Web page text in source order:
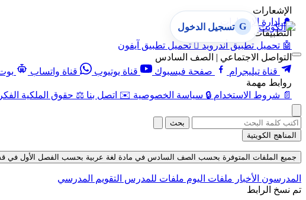
الإشعارات
🔔 إدارة الإشعارات
التطبيقات
🤖 تحميل تطبيق أندرويد  تحميل تطبيق آيفون
التواصل الاجتماعي | الصف السادس
قناة تيليجرام
صفحة فيسبوك قناة يوتيوب قناة واتساب
روابط مهمة
📄 شروط الاستخدام 🔒 سياسة الخصوصية ✉️ اتصل بنا ⚖️ حقوق الملكية
G تسجيل الدخول
بحث
المناهج الكويتية
جميع الملفات المتوفرة بحسب الصف السادس في مادة لغة عربية بحسب الفصل الأول في قسم حلول
المدرسون الأخبار ملفات اليوم ملفات للمدرس التقويم المدرسي
تم نسخ الرابط